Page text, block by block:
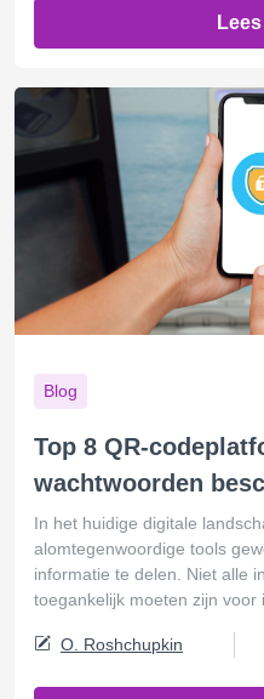
Blog
Top 8 QR-
wachtwoorden
In het huidige digitale
alomtegenwoordige tools
informatie te delen. Niet alle
toegankelijk moeten zijn voor
O. Roshchupkin